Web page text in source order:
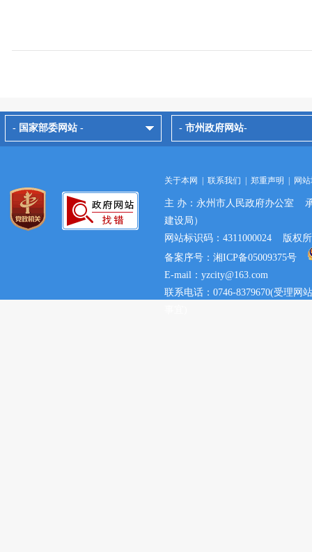
- 国家部委网站 - - 市州政府网站-
关于本网 联系我们 郑重声明 网
主 办：永州市人民政府办公室
建设局）
网站标识码：4311000024 版权
备案序号：湘ICP备05009375号
E-mail：yzcity@163.com
联系电话：0746-8379670(受理网